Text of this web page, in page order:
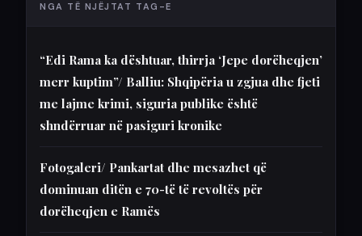
NGA TË NJËJTAT TAG-E
“Edi Rama ka dështuar, thirrja ‘Jepe dorëheqjen’
merr kuptim”/ Balliu: Shqipëria u zgjua dhe fjeti
me lajme krimi, siguria publike është
shndërruar në pasiguri kronike
Fotogaleri/ Pankartat dhe mesazhet që
dominuan ditën e 70-të të revoltës për
dorëheqjen e Ramës